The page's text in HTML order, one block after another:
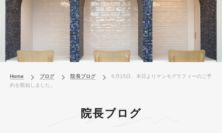
Home ブログ 院長ブログ
6月15日、本日よりマンモグラフィーのご予
約を開始しました。
院長ブログ